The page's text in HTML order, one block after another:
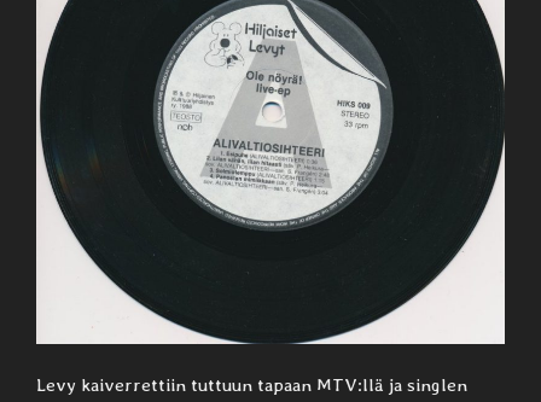
Levy kaiverrettiin tuttuun tapaan MTV:llä ja singlen